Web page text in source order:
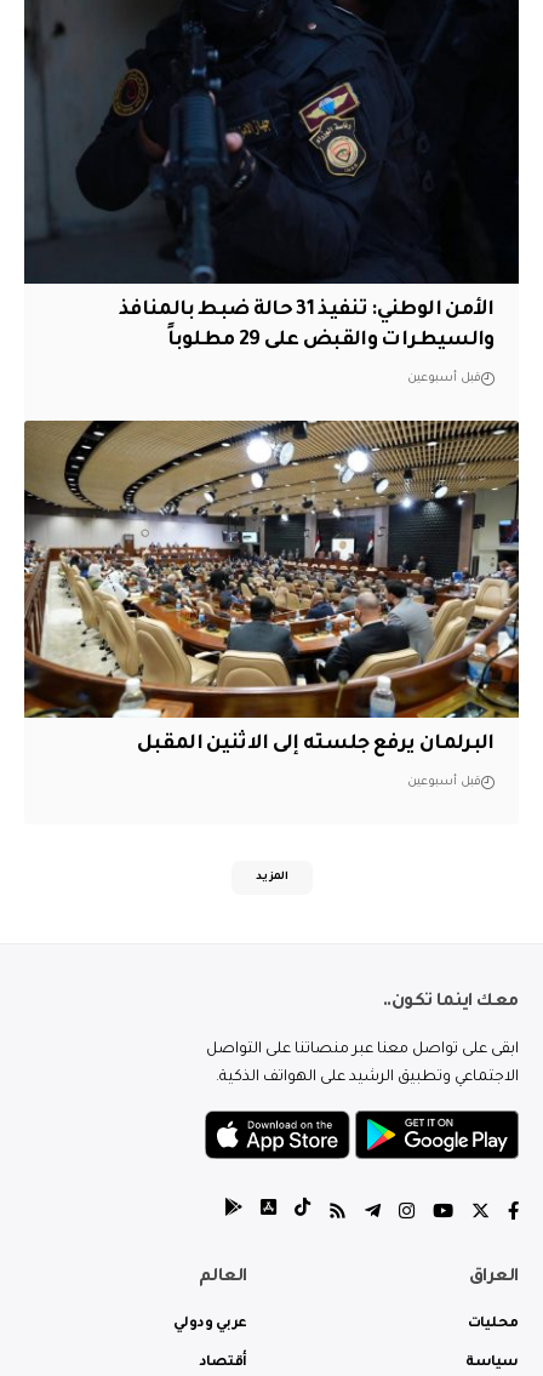
الأمن الوطني: تنفيذ 31 حالة ضبط بالمنافذ
والسيطرات والقبض على 29 مطلوباً
قبل أسبوعين
البرلمان يرفع جلسته إلى الاثنين المقبل
قبل أسبوعين
المزيد
معك اينما تكون..
ابقى على تواصل معنا عبر منصاتنا على التواصل
الاجتماعي وتطبيق الرشيد على الهواتف الذكية.
العراق
محليات
سياسة
العالم
عربي ودولي
أقتصاد